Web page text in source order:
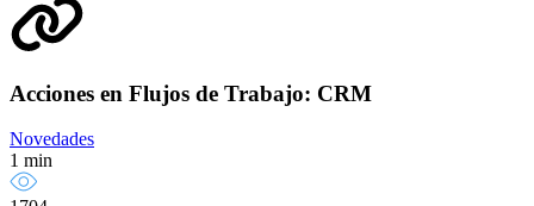
Acciones en Flujos de Trabajo: CRM
Novedades
1 min